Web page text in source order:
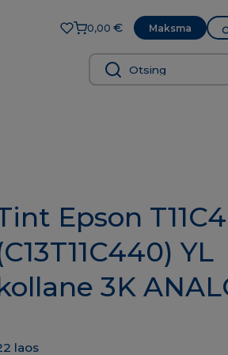
0,00€ Maksma
Epson T11C4
YL
3K
laos